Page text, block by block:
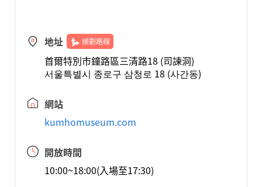
地址 規劃路線
首爾特別市鐘路區三清路18 (司諫洞)
서울특별시 종로구 삼청로 18 (사간동)
網站
kumhomuseum.com
開放時間
10:00~18:00(入場至17:30)